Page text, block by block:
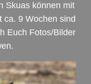
Skuas können mit
ca. 9 Wochen sind
Euch Fotos/Bilder